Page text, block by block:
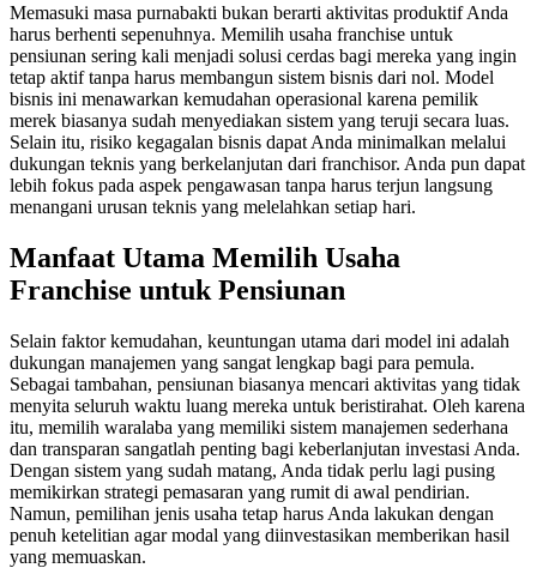
Memasuki masa purnabakti bukan berarti aktivitas produktif Anda
harus berhenti sepenuhnya. Memilih usaha franchise untuk
pensiunan sering kali menjadi solusi cerdas bagi mereka yang ingin
tetap aktif tanpa harus membangun sistem bisnis dari nol. Model
bisnis ini menawarkan kemudahan operasional karena pemilik
merek biasanya sudah menyediakan sistem yang teruji secara luas.
Selain itu, risiko kegagalan bisnis dapat Anda minimalkan melalui
dukungan teknis yang berkelanjutan dari franchisor. Anda pun dapat
lebih fokus pada aspek pengawasan tanpa harus terjun langsung
menangani urusan teknis yang melelahkan setiap hari.
Manfaat Utama Memilih Usaha
Franchise untuk Pensiunan
Selain faktor kemudahan, keuntungan utama dari model ini adalah
dukungan manajemen yang sangat lengkap bagi para pemula.
Sebagai tambahan, pensiunan biasanya mencari aktivitas yang tidak
menyita seluruh waktu luang mereka untuk beristirahat. Oleh karena
itu, memilih waralaba yang memiliki sistem manajemen sederhana
dan transparan sangatlah penting bagi keberlanjutan investasi Anda.
Dengan sistem yang sudah matang, Anda tidak perlu lagi pusing
memikirkan strategi pemasaran yang rumit di awal pendirian.
Namun, pemilihan jenis usaha tetap harus Anda lakukan dengan
penuh ketelitian agar modal yang diinvestasikan memberikan hasil
yang memuaskan.